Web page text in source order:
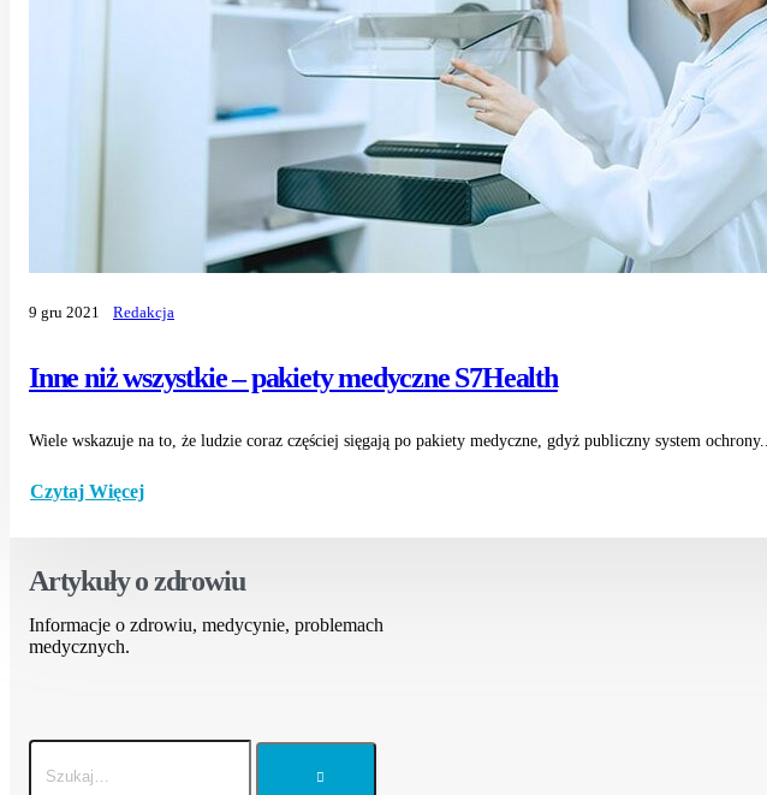
Inne niż wszystkie – pakiety medyczne S7Health
9 gru 2021 Redakcja
Wiele wskazuje na to, że ludzie coraz częściej sięgają po pakiety medyczne, gdyż publiczny system ochrony...
Czytaj Więcej
Artykuły o zdrowiu
Informacje o zdrowiu, medycynie, problemach
medycznych.